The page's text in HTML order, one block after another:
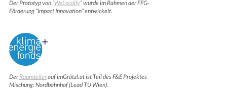
Der Prototyp von “WeLocally” wurde im Rahmen der FFG-
Förderung “Impact Innovation” entwickelt.
DerRaumteilerauf imGrätzl.at ist Teil des F&E Projektes
Mischung: Nordbahnhof (Lead TU Wien).